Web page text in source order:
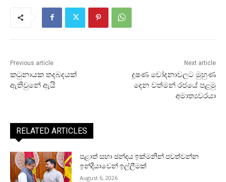
Previous article
කටුනායක තදබදයක්
ඇතිවුනේ ඇයි
Next article
දූෂණ චෝදනාවලට මුහුණ
දෙන වත්මන් රජයේ පළමු
අමාත්‍යවරයා
RELATED ARTICLES
පළාත් සභා ඡන්දය ඉක්මනින් පවත්වන්න
ඉන්දියාවෙන් ඉල්ලීමක්
August 6, 2026